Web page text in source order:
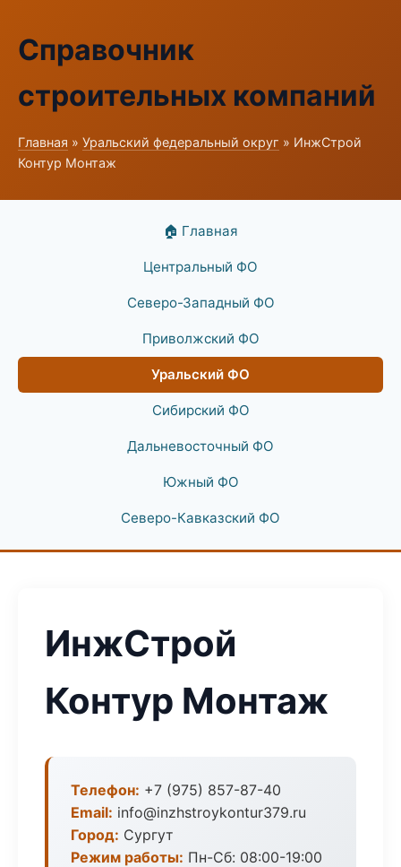
Справочник
строительных компаний
Главная » Уральский федеральный округ » ИнжСтрой
Контур Монтаж
🏠 Главная
Центральный ФО
Северо-Западный ФО
Приволжский ФО
Уральский ФО
Сибирский ФО
Дальневосточный ФО
Южный ФО
Северо-Кавказский ФО
ИнжСтрой
Контур Монтаж
Телефон: +7 (975) 857-87-40
Email: info@inzhstroykontur379.ru
Город: Сургут
Режим работы: Пн-Сб: 08:00-19:00